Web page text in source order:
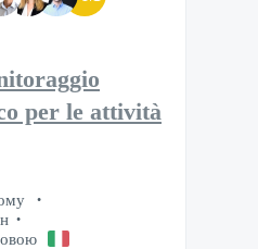
per le attività